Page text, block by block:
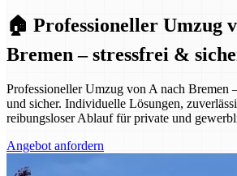
🏠 Professioneller Umzug
Bremen – stressfrei &
Professioneller Umzug von A nach Bremen
und sicher. Individuelle Lösungen,
reibungsloser Ablauf für private und
Angebot anfordern